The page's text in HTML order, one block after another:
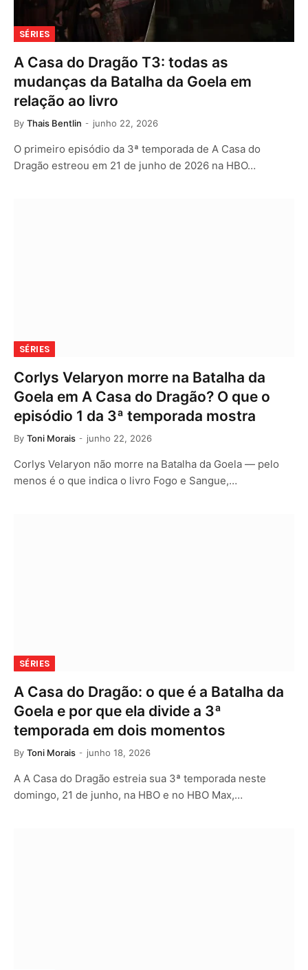
SÉRIES
A Casa do Dragão T3: todas as
mudanças da Batalha da Goela em
relação ao livro
By Thais Bentlin junho 22, 2026
O primeiro episódio da 3ª temporada de A Casa do
Dragão estreou em 21 de junho de 2026 na HBO…
SÉRIES
Corlys Velaryon morre na Batalha da
Goela em A Casa do Dragão? O que o
episódio 1 da 3ª temporada mostra
By Toni Morais junho 22, 2026
Corlys Velaryon não morre na Batalha da Goela — pelo
menos é o que indica o livro Fogo e Sangue,…
SÉRIES
A Casa do Dragão: o que é a Batalha da
Goela e por que ela divide a 3ª
temporada em dois momentos
By Toni Morais junho 18, 2026
A A Casa do Dragão estreia sua 3ª temporada neste
domingo, 21 de junho, na HBO e no HBO Max,…